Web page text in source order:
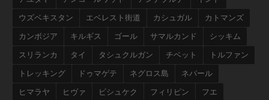
ウズベキスタン エベレスト街道 カシュガル カトマンズ
カンボジア キルギス ゴール サマルカンド シッキム
スリランカ タイ タシュクルガン チベット トルファン
トレッキング ドゥマゲテ ネグロス島 ネパール
ヒマラヤ ヒヴァ ビシュケク フィリピン フエ